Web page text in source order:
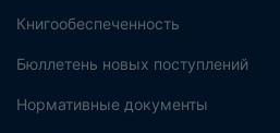
Книгообеспеченность
Бюллетень новых поступлений
Нормативные документы